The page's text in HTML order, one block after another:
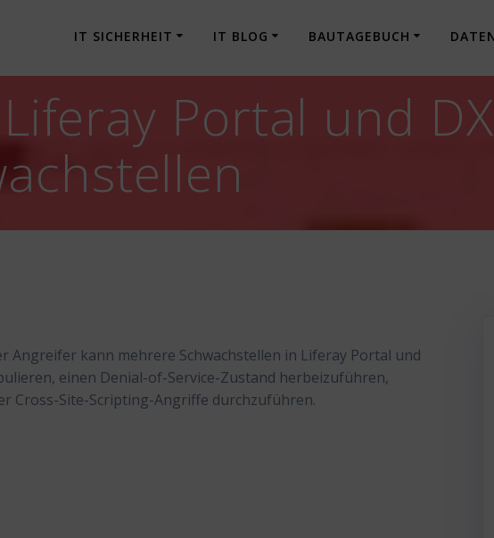
IT SICHERHEIT IT BLOG BAUTAGEBUCH
Portal und
kann mehrere Schwachstellen in Liferay Portal und
einen Denial-of-Service-Zustand herbeizuführen,
Cross-Site-Scripting-Angriffe durchzuführen.